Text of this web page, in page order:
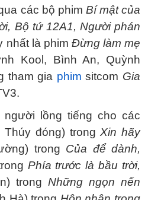
các bộ phim Bí mật của
Bộ tứ 12A1, Người phán
nhất là phim Đừng làm mẹ
Kool, Bình An, Quỳnh
tham gia phim sitcom Gia
lồng tiếng cho các
Thúy đóng) trongXin hãy
trong Của để dành,
Phía trước là bầu trời,
trong Những ngọn nến